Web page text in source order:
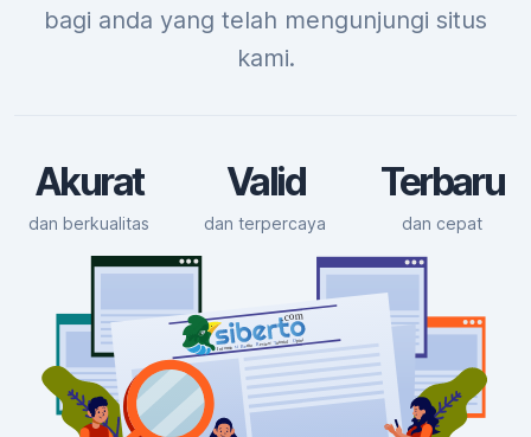
bagi anda yang telah mengunjungi situs
kami.
Akurat
dan berkualitas
Valid
dan terpercaya
Terbaru
dan cepat